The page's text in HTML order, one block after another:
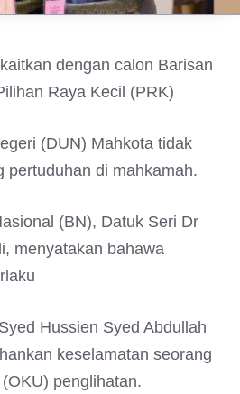
dengan calon Barisan
Raya Kecil (PRK)
(DUN) Mahkota tidak
pertuduhan di mahkamah.
(BN), Datuk Seri Dr
menyatakan bahawa
Hussien Syed Abdullah
keselamatan seorang
penglihatan.